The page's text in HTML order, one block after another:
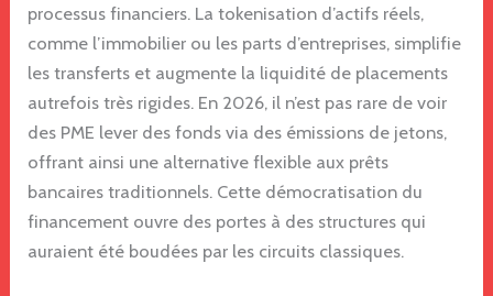
processus financiers. La tokenisation d’actifs réels,
comme l’immobilier ou les parts d’entreprises, simplifie
les transferts et augmente la liquidité de placements
autrefois très rigides. En 2026, il n’est pas rare de voir
des PME lever des fonds via des émissions de jetons,
offrant ainsi une alternative flexible aux prêts
bancaires traditionnels. Cette démocratisation du
financement ouvre des portes à des structures qui
auraient été boudées par les circuits classiques.